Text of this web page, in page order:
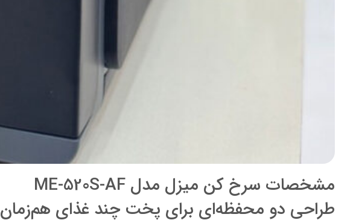
مشخصات سرخ کن میزل مدل ME-520S-AF
طراحی دو محفظه‌ای برای پخت چند غذای هم‌زمان